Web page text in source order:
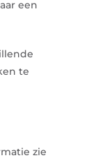
een
te
zie